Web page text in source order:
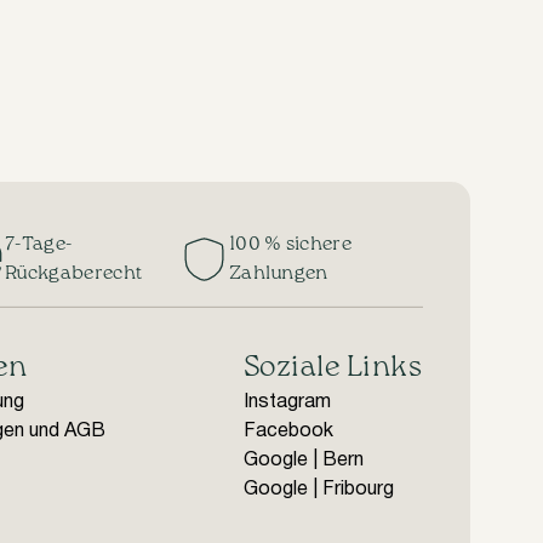
7-Tage-
Rückgaberecht
100 % sichere
Zahlungen
und AGB
Soziale Links
Instagram
Facebook
Google | Bern
Google | Fribourg